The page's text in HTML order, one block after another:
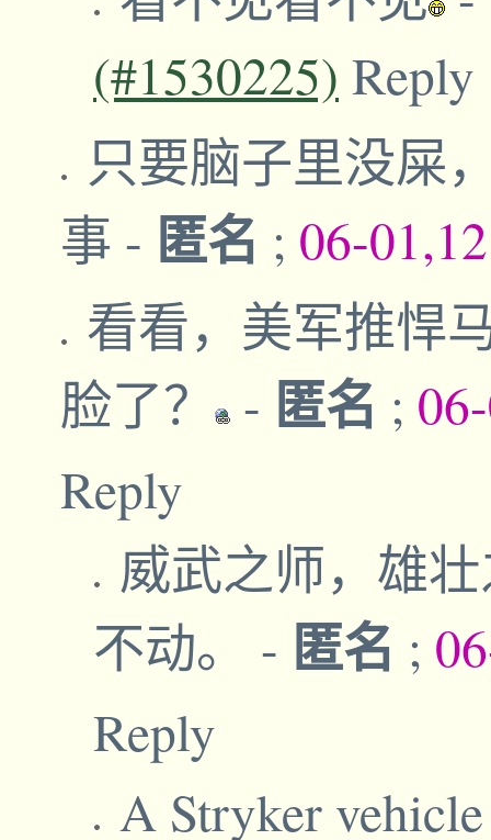
(#1530225) Reply
只要脑子里没屎
事 - 匿名 ; 06-
看看，美军推悍
脸了？
- 匿名 ;
Reply
威武之师，雄
不动。 - 匿名 ;
Reply
A Stryker